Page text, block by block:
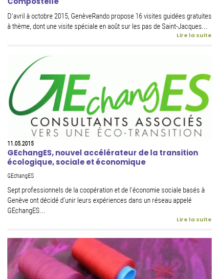
D’avril à octobre 2015, GenèveRando propose 16 visites guidées gratuites
à thème, dont une visite spéciale en août sur les pas de Saint-Jacques...
Lire la suite
11.05.2015
GEchangES, nouvel accélérateur de la transition
écologique, sociale et économique
GEchangES
Sept professionnels de la coopération et de l’économie sociale basés à
Genève ont décidé d’unir leurs expériences dans un réseau appelé
GEchangES...
Lire la suite